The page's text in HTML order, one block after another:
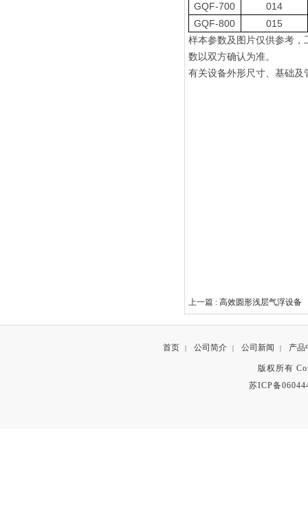
GQF-700
014
GQF-800
015
样本参数及图片仅供参考 ，
数以双方确认为准。
有关设备外形尺寸、基础
上一篇 : 高效圆形浅层气浮设备
首页 | 公司简介 | 公司新闻 | 产品
版权所有
苏ICP备